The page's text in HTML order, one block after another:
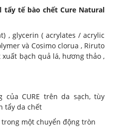
tẩy tế bào chết Cure Natural
, glycerin ( acrylates / acrylic
và Cosimo clorua , Riruto
bạch quả lá, hương thảo ,
CURE trên da sạch, tùy
tẩy da chết
một chuyển động tròn